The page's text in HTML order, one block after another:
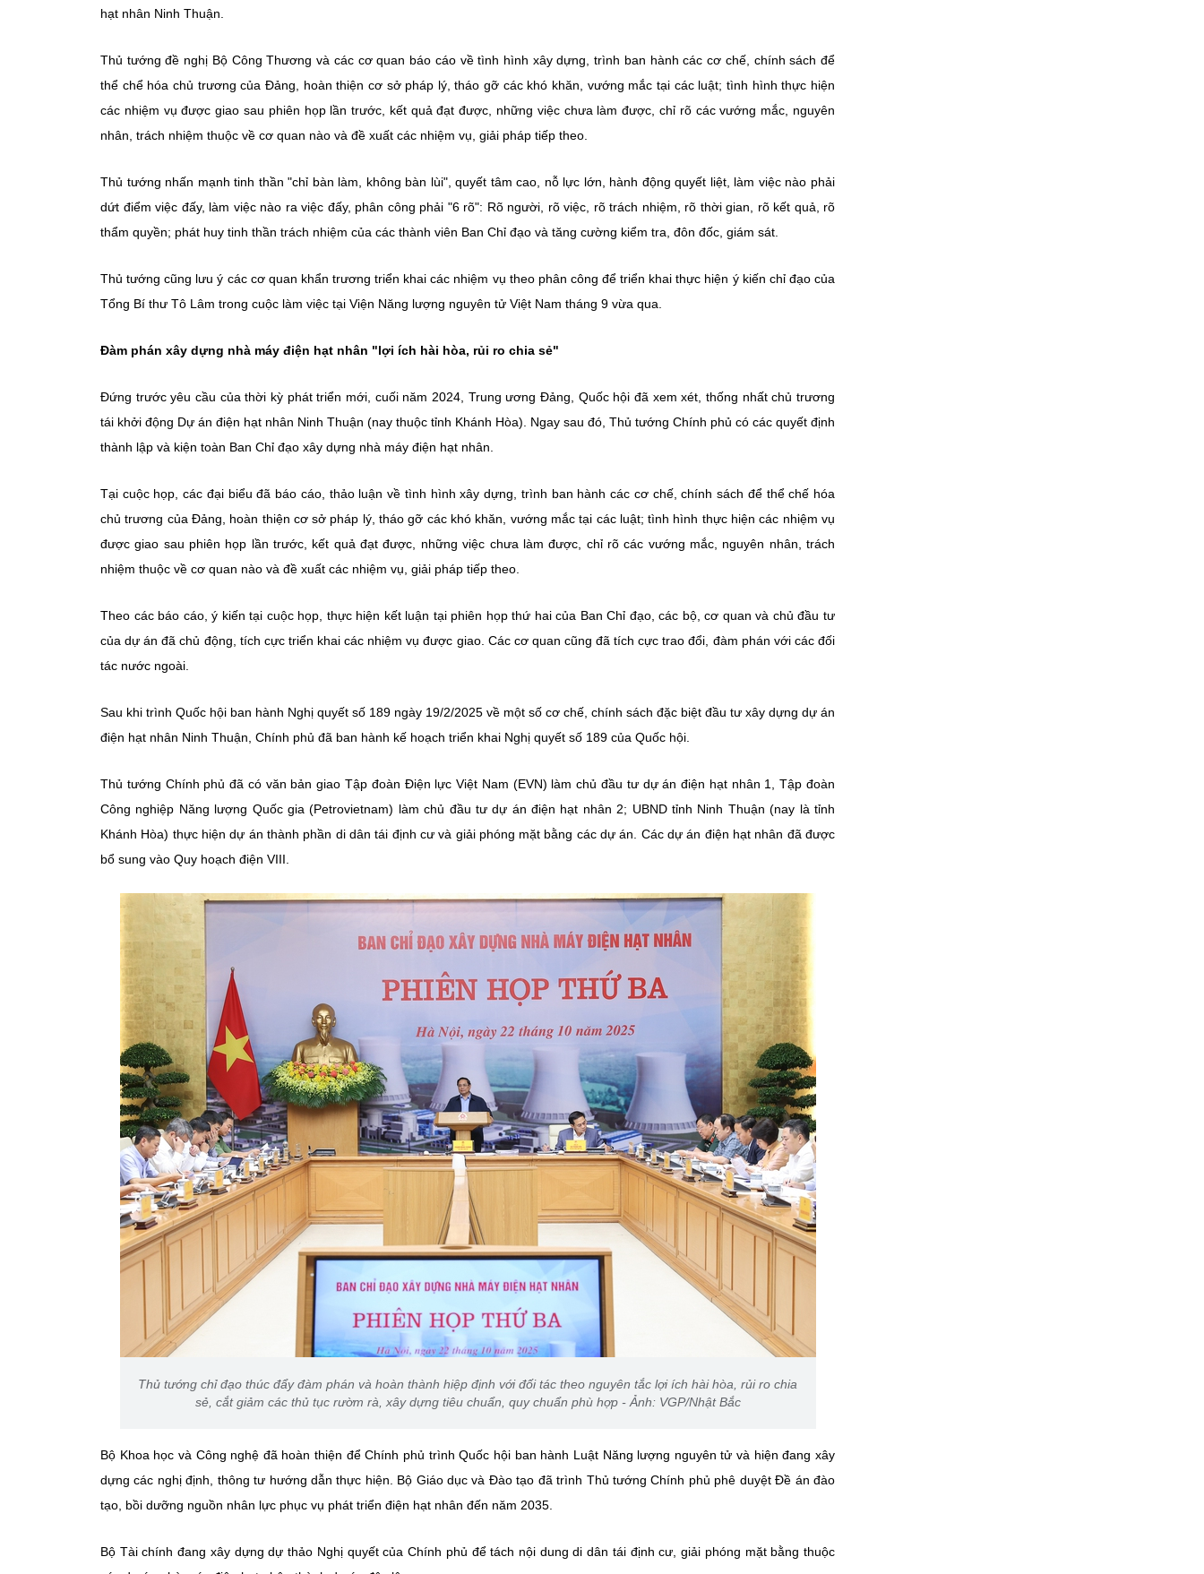
hạt nhân Ninh Thuận.
Thủ tướng đề nghị Bộ Công Thương và các cơ quan báo cáo về tình hình xây dựng, trình ban hành các cơ chế, chính sách để
thể chể hóa chủ trương của Đảng, hoàn thiện cơ sở pháp lý, tháo gỡ các khó khăn, vướng mắc tại các luật; tình hình thực hiện
các nhiệm vụ được giao sau phiên họp lần trước, kết quả đạt được, những việc chưa làm được, chỉ rõ các vướng mắc, nguyên
nhân, trách nhiệm thuộc về cơ quan nào và đề xuất các nhiệm vụ, giải pháp tiếp theo.
Thủ tướng nhấn mạnh tinh thần "chỉ bàn làm, không bàn lùi", quyết tâm cao, nỗ lực lớn, hành động quyết liệt, làm việc nào phải
dứt điểm việc đấy, làm việc nào ra việc đấy, phân công phải "6 rõ": Rõ người, rõ việc, rõ trách nhiệm, rõ thời gian, rõ kết quả, rõ
thẩm quyền; phát huy tinh thần trách nhiệm của các thành viên Ban Chỉ đạo và tăng cường kiểm tra, đôn đốc, giám sát.
Thủ tướng cũng lưu ý các cơ quan khẩn trương triển khai các nhiệm vụ theo phân công để triển khai thực hiện ý kiến chỉ đạo của
Tổng Bí thư Tô Lâm trong cuộc làm việc tại Viện Năng lượng nguyên tử Việt Nam tháng 9 vừa qua.
Đàm phán xây dựng nhà máy điện hạt nhân "lợi ích hài hòa, rủi ro chia sẻ"
Đứng trước yêu cầu của thời kỳ phát triển mới, cuối năm 2024, Trung ương Đảng, Quốc hội đã xem xét, thống nhất chủ trương
tái khởi động Dự án điện hạt nhân Ninh Thuận (nay thuộc tỉnh Khánh Hòa). Ngay sau đó, Thủ tướng Chính phủ có các quyết định
thành lập và kiện toàn Ban Chỉ đạo xây dựng nhà máy điện hạt nhân.
Tại cuộc họp, các đại biểu đã báo cáo, thảo luận về tình hình xây dựng, trình ban hành các cơ chế, chính sách để thể chế hóa
chủ trương của Đảng, hoàn thiện cơ sở pháp lý, tháo gỡ các khó khăn, vướng mắc tại các luật; tình hình thực hiện các nhiệm vụ
được giao sau phiên họp lần trước, kết quả đạt được, những việc chưa làm được, chỉ rõ các vướng mắc, nguyên nhân, trách
nhiệm thuộc về cơ quan nào và đề xuất các nhiệm vụ, giải pháp tiếp theo.
Theo các báo cáo, ý kiến tại cuộc họp, thực hiện kết luận tại phiên họp thứ hai của Ban Chỉ đạo, các bộ, cơ quan và chủ đầu tư
của dự án đã chủ động, tích cực triển khai các nhiệm vụ được giao. Các cơ quan cũng đã tích cực trao đổi, đàm phán với các đối
tác nước ngoài.
Sau khi trình Quốc hội ban hành Nghị quyết số 189 ngày 19/2/2025 về một số cơ chế, chính sách đặc biệt đầu tư xây dựng dự án
điện hạt nhân Ninh Thuận, Chính phủ đã ban hành kế hoạch triển khai Nghị quyết số 189 của Quốc hội.
Thủ tướng Chính phủ đã có văn bản giao Tập đoàn Điện lực Việt Nam (EVN) làm chủ đầu tư dự án điện hạt nhân 1, Tập đoàn
Công nghiệp Năng lượng Quốc gia (Petrovietnam) làm chủ đầu tư dự án điện hạt nhân 2; UBND tỉnh Ninh Thuận (nay là tỉnh
Khánh Hòa) thực hiện dự án thành phần di dân tái định cư và giải phóng mặt bằng các dự án. Các dự án điện hạt nhân đã được
bổ sung vào Quy hoạch điện VIII.
Thủ tướng chỉ đạo thúc đẩy đàm phán và hoàn thành hiệp định với đối tác theo nguyên tắc lợi ích hài hòa, rủi ro chia
sẻ, cắt giảm các thủ tục rườm rà, xây dựng tiêu chuẩn, quy chuẩn phù hợp - Ảnh: VGP/Nhật Bắc
Bộ Khoa học và Công nghệ đã hoàn thiện để Chính phủ trình Quốc hội ban hành Luật Năng lượng nguyên tử và hiện đang xây
dựng các nghị định, thông tư hướng dẫn thực hiện. Bộ Giáo dục và Đào tạo đã trình Thủ tướng Chính phủ phê duyệt Đề án đào
tạo, bồi dưỡng nguồn nhân lực phục vụ phát triển điện hạt nhân đến năm 2035.
Bộ Tài chính đang xây dựng dự thảo Nghị quyết của Chính phủ để tách nội dung di dân tái định cư, giải phóng mặt bằng thuộc